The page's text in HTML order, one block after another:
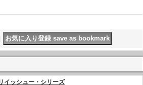
イッシュー・シリーズ